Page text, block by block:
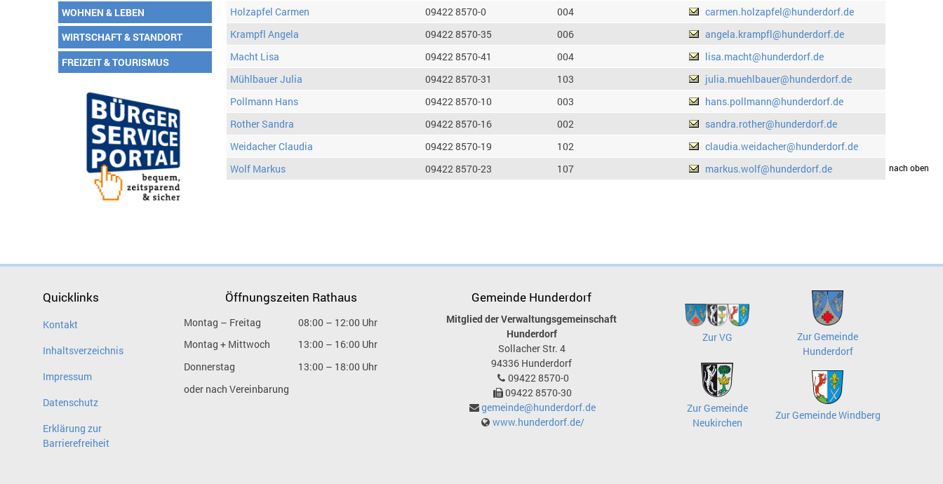
WOHNEN & LEBEN
WIRTSCHAFT & STANDORT
FREIZEIT & TOURISMUS
Holzapfel Carmen
09422 8570-0 004
carmen.holzapfel@hunderdorf.de
Krampfl Angela
09422 8570-35 006
angela.krampfl@hunderdorf.de
Macht Lisa
09422 8570-41 004
lisa.macht@hunderdorf.de
Mühlbauer Julia
09422 8570-31 103
julia.muehlbauer@hunderdorf.de
Pollmann Hans
09422 8570-10 003
hans.pollmann@hunderdorf.de
Rother Sandra
09422 8570-16 002
sandra.rother@hunderdorf.de
Weidacher Claudia
09422 8570-19 102
claudia.weidacher@hunderdorf.de
Wolf Markus
09422 8570-23 107 markus.wolf@hunderdorf.dedrucken nach oben
Quicklinks
Kontakt
Inhaltsverzeichnis
Impressum
Datenschutz
Erklärung zur
Barrierefreiheit
Öffnungszeiten Rathaus
Montag – Freitag
08:00 – 12:00 Uhr
Montag + Mittwoch
13:00 – 16:00 Uhr
Donnerstag
13:00 – 18:00 Uhr
oder nach Vereinbarung
Gemeinde Hunderdorf
Mitglied der Verwaltungsgemeinschaft
Hunderdorf
Sollacher Str. 4
94336 Hunderdorf
09422 8570-0
09422 8570-30
gemeinde@hunderdorf.de
www.hunderdorf.de/
Zur VG
Zur Gemeinde
Hunderdorf
Zur Gemeinde
Neukirchen
Zur Gemeinde Windberg